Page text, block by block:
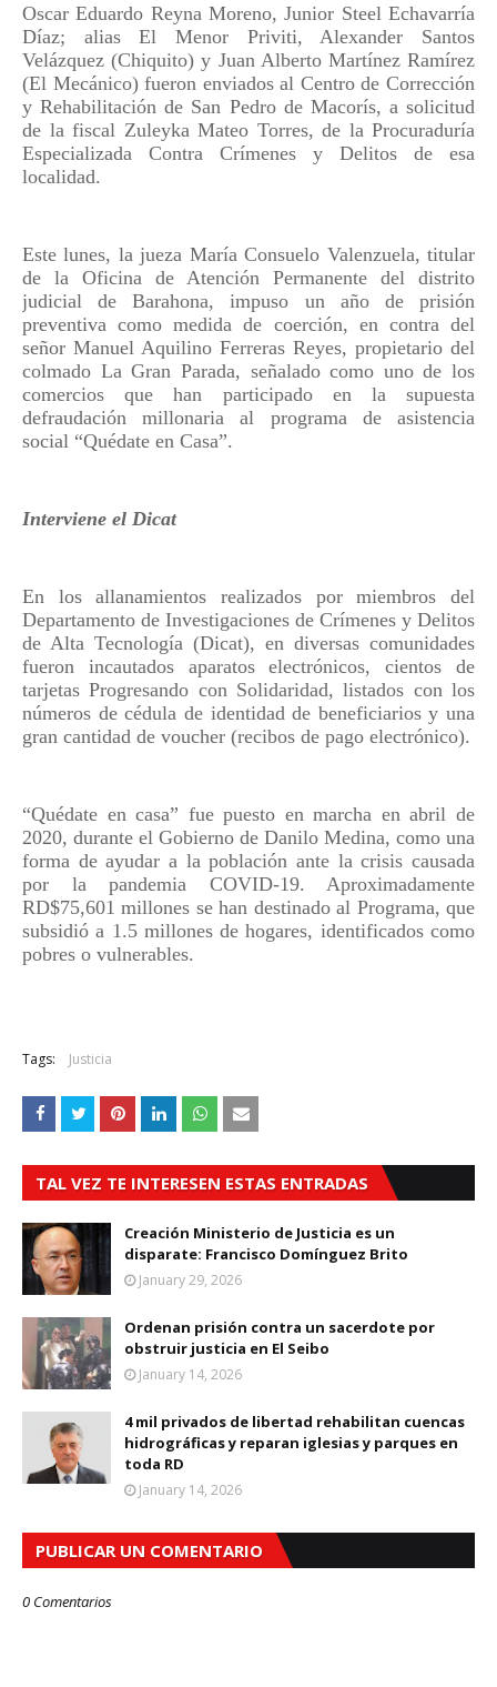
Oscar Eduardo Reyna Moreno, Junior Steel Echavarría
Díaz; alias El Menor Priviti, Alexander Santos
Velázquez (Chiquito) y Juan Alberto Martínez Ramírez
(El Mecánico) fueron enviados al Centro de Corrección
y Rehabilitación de San Pedro de Macorís, a solicitud
de la fiscal Zuleyka Mateo Torres, de la Procuraduría
Especializada Contra Crímenes y Delitos de esa
localidad.
Este lunes, la jueza María Consuelo Valenzuela, titular
de la Oficina de Atención Permanente del distrito
judicial de Barahona, impuso un año de prisión
preventiva como medida de coerción, en contra del
señor Manuel Aquilino Ferreras Reyes, propietario del
colmado La Gran Parada, señalado como uno de los
comercios que han participado en la supuesta
defraudación millonaria al programa de asistencia
social “Quédate en Casa”.
Interviene el Dicat
En los allanamientos realizados por miembros del
Departamento de Investigaciones de Crímenes y Delitos
de Alta Tecnología (Dicat), en diversas comunidades
fueron incautados aparatos electrónicos, cientos de
tarjetas Progresando con Solidaridad, listados con los
números de cédula de identidad de beneficiarios y una
gran cantidad de voucher (recibos de pago electrónico).
“Quédate en casa” fue puesto en marcha en abril de
2020, durante el Gobierno de Danilo Medina, como una
forma de ayudar a la población ante la crisis causada
por la pandemia COVID-19. Aproximadamente
RD$75,601 millones se han destinado al Programa, que
subsidió a 1.5 millones de hogares, identificados como
pobres o vulnerables.
Tags: Justicia
TAL VEZ TE INTERESEN ESTAS ENTRADAS
Creación Ministerio de Justicia es un
disparate: Francisco Domínguez Brito
January 29, 2026
Ordenan prisión contra un sacerdote por
obstruir justicia en El Seibo
January 14, 2026
4 mil privados de libertad rehabilitan cuencas
hidrográficas y reparan iglesias y parques en
toda RD
January 14, 2026
PUBLICAR UN COMENTARIO
0 Comentarios